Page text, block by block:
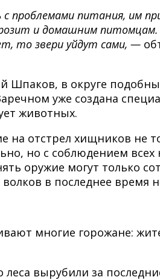
проблемами питания, им
и домашним
то звери уйдут сами, —
Шпаков, в округе
уже создана
животных.
на отстрел хищников не
но с соблюдением
оружие могут только
в последнее время
многие горожане:
вырубили за